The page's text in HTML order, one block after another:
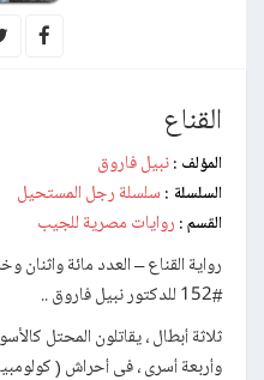
القناع
المؤلف : نبيل فاروق
السلسلة : سلسلة رجل المستحيل
القسم : روايات مصرية للجيب
رواية القناع – العدد مائة
#152 للدكتور نبيل فاروق ..
ثلاثة أبطال ، يقاتلون المحتل
وأربعة أسرى ، فى أحراش (